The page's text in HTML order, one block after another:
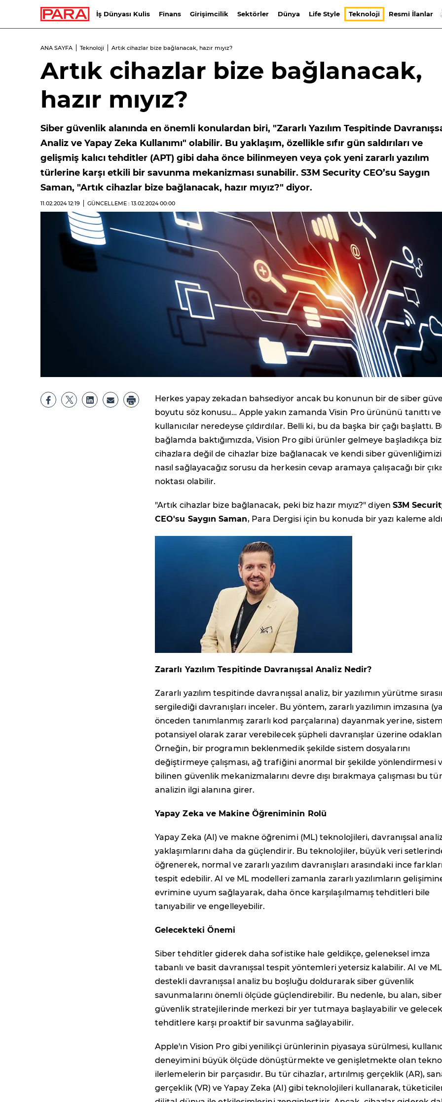
İş Dünyası Kulis Finans Girişimcilik Sektörler Dünya Life Style Teknoloji Resmi İlanlar
ANA SAYFA Teknoloji Artık cihazlar bize bağlanacak, hazır mıyız?
Artık cihazlar bize bağlanacak,
hazır mıyız?
Siber güvenlik alanında en önemli konulardan biri, "Zararlı Yazılım Tespitinde
Analiz ve Yapay Zeka Kullanımı" olabilir. Bu yaklaşım, özellikle sıfır gün saldırıları ve
gelişmiş kalıcı tehditler (APT) gibi daha önce bilinmeyen veya çok yeni zararlı yazılım
türlerine karşı etkili bir savunma mekanizması sunabilir. S3M Security CEO’su Saygın
Saman, "Artık cihazlar bize bağlanacak, hazır mıyız?" diyor.
11.02.202412:19 GÜNCELLEME : 13.02.202400:00
Herkes yapay zekadan bahsediyor ancak bu konunun bir de siber
boyutu söz konusu… Apple yakın zamanda Visin Pro ürününü tanıttı ve
kullanıcılar neredeyse çıldırdılar. Belli ki, bu da başka bir çağı başlattı.
bağlamda baktığımızda, Vision Pro gibi ürünler gelmeye başladıkça biz
cihazlara değil de cihazlar bize bağlanacak ve kendi siber güvenliğimizi
nasıl sağlayacağız sorusu da herkesin cevap aramaya çalışacağı bir
noktası olabilir.
"Artık cihazlar bize bağlanacak, peki biz hazır mıyız?" diyen S3M
CEO'su Saygın Saman, Para Dergisi için bu konuda bir yazı kaleme
Zararlı Yazılım Tespitinde Davranışsal Analiz Nedir?
Zararlı yazılım tespitinde davranışsal analiz, bir yazılımın yürütme
sergilediği davranışları inceler. Bu yöntem, zararlı yazılımın imzasına
önceden tanımlanmış zararlı kod parçalarına) dayanmak yerine,
potansiyel olarak zarar verebilecek şüpheli davranışlar üzerine
Örneğin, bir programın beklenmedik şekilde sistem dosyalarını
değiştirmeye çalışması, ağ trafiğini anormal bir şekilde yönlendirmesi
bilinen güvenlik mekanizmalarını devre dışı bırakmaya çalışması bu tür
analizin ilgi alanına girer.
Yapay Zeka ve Makine Öğreniminin Rolü
Yapay Zeka (AI) ve makne öğrenimi (ML) teknolojileri, davranışsal
yaklaşımlarını daha da güçlendirir. Bu teknolojiler, büyük veri
öğrenerek, normal ve zararlı yazılım davranışları arasındaki ince farkları
tespit edebilir. AI ve ML modelleri zamanla zararlı yazılımların
evrimine uyum sağlayarak, daha önce karşılaşılmamış tehditleri bile
tanıyabilir ve engelleyebilir.
Gelecekteki Önemi
Siber tehditler giderek daha sofistike hale geldikçe, geleneksel imza
tabanlı ve basit davranışsal tespit yöntemleri yetersiz kalabilir. AI ve ML
destekli davranışsal analiz bu boşluğu doldurarak siber güvenlik
savunmalarını önemli ölçüde güçlendirebilir. Bu nedenle, bu alan, siber
güvenlik stratejilerinde merkezi bir yer tutmaya başlayabilir ve
tehditlere karşı proaktif bir savunma sağlayabilir.
Apple'ın Vision Pro gibi yenilikçi ürünlerinin piyasaya sürülmesi,
deneyimini büyük ölçüde dönüştürmekte ve genişletmekte olan
ilerlemelerin bir parçasıdır. Bu tür cihazlar, artırılmış gerçeklik (AR),
gerçeklik (VR) ve Yapay Zeka (AI) gibi teknolojileri kullanarak,